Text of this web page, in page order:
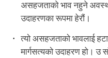
असहजताको भाव नहुने
उदाहरणका रूपमा हेरौं।
त्यो असहजताको भावलाई
मार्गसत्यको उदाहरण हो।